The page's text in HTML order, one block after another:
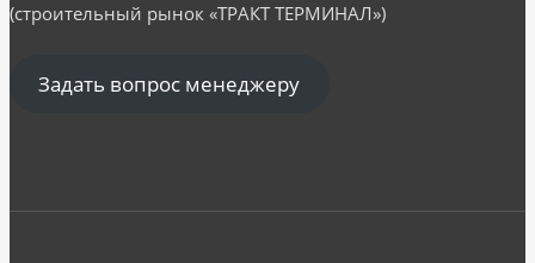
(строительный рынок «ТРАКТ ТЕРМИНАЛ»)
Задать вопрос менеджеру